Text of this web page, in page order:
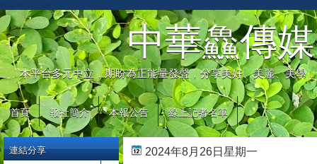
中華鱻傳媒
本平台多元中立，期盼為正能量發聲，分享美好、美麗、美學
首頁 報社簡介 本報公告 線上記者名單
2024年8月26日星期一
連結分享